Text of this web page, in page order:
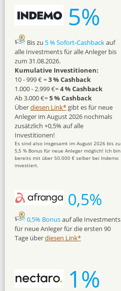
5%
Bis zu 5 % Sofort-Cashbackauf
alle Investments für alle Anleger bis
zum 31.08.2026.
Kumulative Investitionen:
10 - 999 € =3 % Cashback
1.000 - 2.999 €=4 % Cashback
Ab 3.000 €=5 % Cashback
Überdiesen Link* gibt es für neue
Anleger im August 2026 nochmals
zusätzlich +0,5% auf alle
Investitionen!
Es sind also insgesamt im August 2026 bis zu
5,5 % Bonus für neue Anleger möglich! Ich bin
bereits mit über 50.000 € selber bei Indemo
investiert.
0,5%
0,5% Bonusauf alle Investments
für neue Anleger für die ersten 90
Tage überdiesen Link*
1%